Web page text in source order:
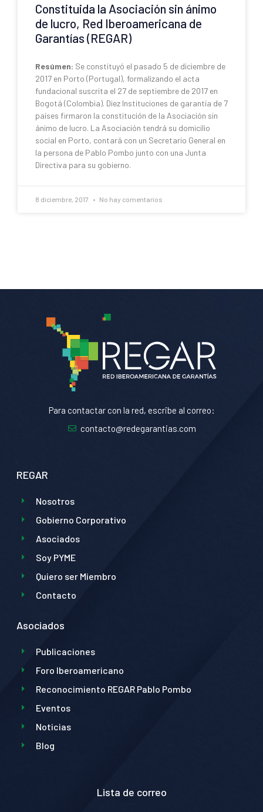
Constituida la Asociación sin ánimo
de lucro, Red Iberoamericana de
Garantías (REGAR)
Resúmen: Se constituyó el pasado 5 de diciembre de
2017 en Porto (Portugal), formalizando el acta
fundacional suscrita el 27 de septiembre de 2017 en
Bogotá (Colombia). Diez Instituciones de garantía de 7
países firmaron la constitución de la Asociación sin
ánimo de lucro. La Asociación tendrá su domicilio
social en Porto, contará con un Secretario General en
la persona de Pablo Pombo junto con una Junta
Directiva para su gobierno.
8 diciembre, 2017 No hay comentarios
Para contactar con la red, escribe al correo:
contacto@redegarantias.com
REGAR
Nosotros
Gobierno Corporativo
Asociados
Soy PYME
Quiero ser Miembro
Contacto
Asociados
Publicaciones
Foro Iberoamericano
Reconocimiento REGAR Pablo Pombo
Eventos
Noticias
Blog
Lista de correo